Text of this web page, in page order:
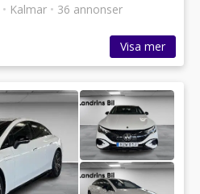
• Kalmar • 36 annonser
Visa mer